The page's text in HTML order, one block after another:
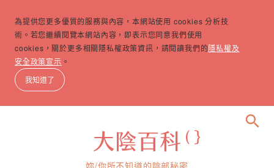
為提供您更多優質的服務與內容，本網站使用 cookies 分析技
術。若您繼續閱覽本網站內容，即表示您同意我們使用
cookies，關於更多相關隱私權政策資訊，請閱讀我們的隱私權及
安全政策宣示 。
我知道了
search